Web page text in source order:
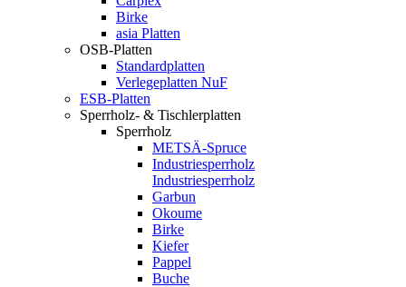
Birke
asia Platten
OSB-Platten
Standardplatten
Verlegeplatten NuF
ESB-Platten
Sperrholz- & Tischlerplatten
Sperrholz
METSÄ-Spruce
Industriesperrholz
Industriesperrholz
Garbun
Okoume
Birke
Kiefer
Pappel
Buche